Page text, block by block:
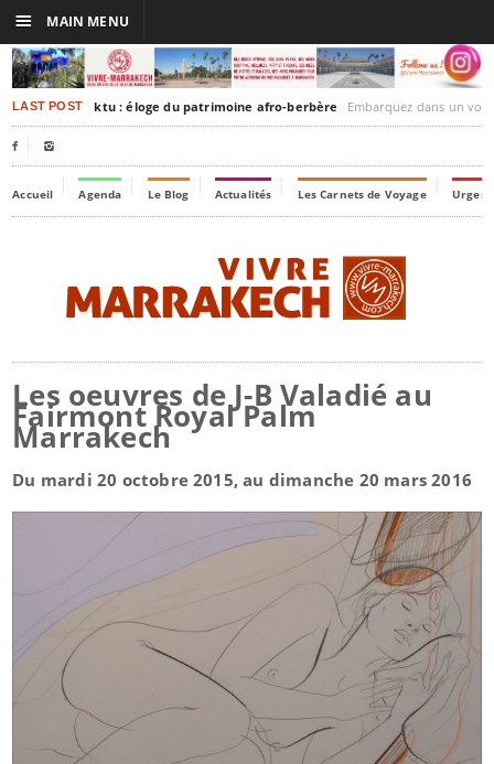
LAST POSTTimbuktu : éloge du patrimoine afro-berbère Embarquez dans un voyage culturel dans le
 
Accueil Agenda Le Blog Actualités Les Carnets de Voyage
Les oeuvres de J-B Valadié au
Fairmont Royal Palm
Marrakech
Du mardi 20 octobre 2015, au dimanche 20 mars 2016
☰ MAIN MENU